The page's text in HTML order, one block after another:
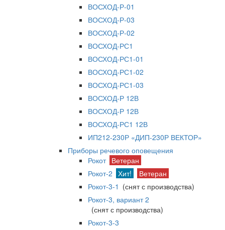
ВОСХОД-Р-01
ВОСХОД-Р-03
ВОСХОД-Р-02
ВОСХОД-РС1
ВОСХОД-РС1-01
ВОСХОД-РС1-02
ВОСХОД-РС1-03
ВОСХОД-Р 12В
ВОСХОД-Р 12В
ВОСХОД-РС1 12В
ИП212-230Р «ДИП-230Р ВЕКТОР»
Приборы речевого оповещения
Рокот Ветеран
Рокот-2 Хит!
Ветеран
Рокот-3-1 (снят с производства)
Рокот-3, вариант 2
(снят с производства)
Рокот-3-3